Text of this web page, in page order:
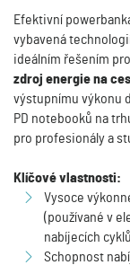
Efektivní
vybavená
ideálním řešením
zdroj energie na
výstupnímu výkonu
PD notebooků na
pro profesionály a
Klíčové vlastnosti:
Vysoce
(používané v
nabíjecích
Schopnost